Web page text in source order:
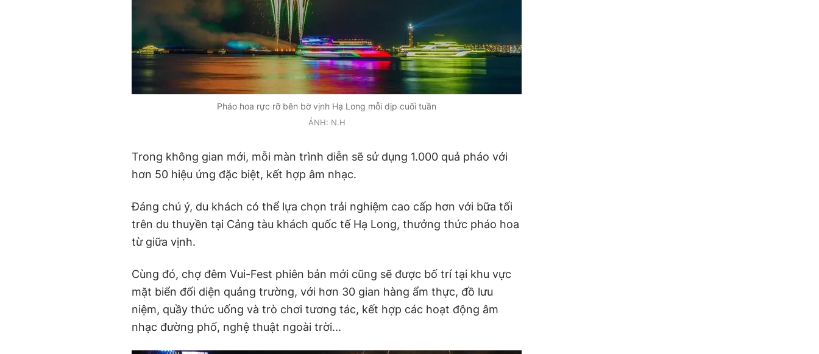
Pháo hoa rực rỡ bên bờ vịnh Hạ Long mỗi dịp cuối tuần
ẢNH: N.H
Trong không gian mới, mỗi màn trình diễn sẽ sử dụng 1.000 quả pháo với
hơn 50 hiệu ứng đặc biệt, kết hợp âm nhạc.
Đáng chú ý, du khách có thể lựa chọn trải nghiệm cao cấp hơn với bữa tối
trên du thuyền tại Cảng tàu khách quốc tế Hạ Long, thưởng thức pháo hoa
từ giữa vịnh.
Cùng đó, chợ đêm Vui-Fest phiên bản mới cũng sẽ được bố trí tại khu vực
mặt biển đối diện quảng trường, với hơn 30 gian hàng ẩm thực, đồ lưu
niệm, quầy thức uống và trò chơi tương tác, kết hợp các hoạt động âm
nhạc đường phố, nghệ thuật ngoài trời...